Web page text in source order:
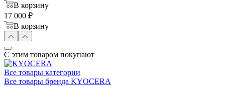
В корзину
17 000 ₽
В корзину
С этим товаром покупают
Все товары категории
Все товары бренда KYOCERA